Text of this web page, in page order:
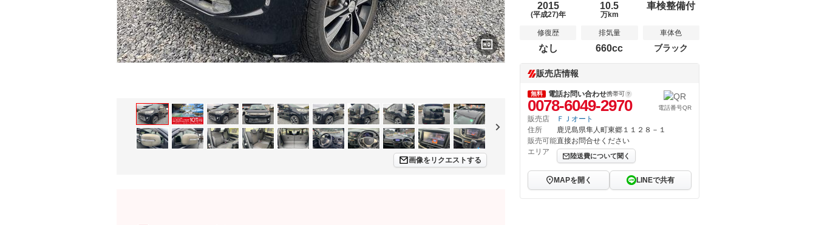
画像をリクエストする
2015
(平成27)年
10.5
万km
車検整備付
修復歴
なし
排気量
660cc
車体色
ブラック
販売店情報
無料 電話お問い合わせ携帯可
0078-6049-2970 電話番号QR
販売店
ＦＪオート
住所
鹿児島県隼人町東郷１１２８－１
販売可能
エリア
直接お問合せください
陸送費について聞く
MAPを開く LINEで共有